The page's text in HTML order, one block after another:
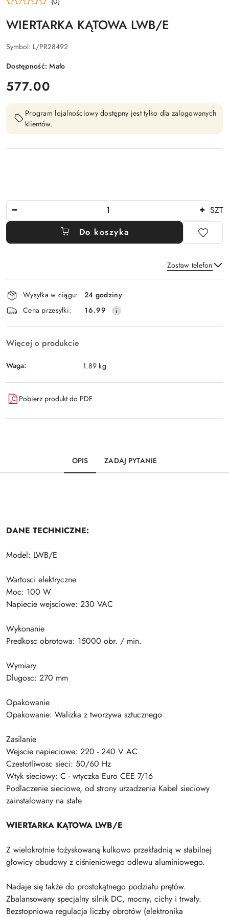
WIERTARKA KĄTOWA LWB/E
Symbol: L/PR28492
Dostępność:Mało
cena:
577.00
Program lojalnościowy dostępny jest tylko dla zalogowanych
klientów.
SZT
Do koszyka
Zostaw telefon
Wyślij
Dostępność
i
dostawa
Wysyłka w ciągu:
24 godziny
Cena przesyłki:
16.99
Więcej o produkcie
Waga: 1.89 kg
Pobierz produkt do PDF
OPIS ZADAJ PYTANIE
DANE TECHNICZNE:
Model: LWB/E
Wartosci elektryczne
Moc: 100 W
Napiecie wejsciowe: 230 VAC
Wykonanie
Predkosc obrotowa: 15000 obr. / min.
Wymiary
Dlugosc: 270 mm
Opakowanie
Opakowanie: Walizka z tworzywa sztucznego
Zasilanie
Wejscie napieciowe: 220 - 240 V AC
Czestotliwosc sieci: 50/60 Hz
Wtyk sieciowy: C - wtyczka Euro CEE 7/16
Podlaczenie sieciowe, od strony urzadzenia Kabel sieciowy
zainstalowany na stałe
WIERTARKA KĄTOWA LWB/E
Z wielokrotnie łożyskowaną kulkowo przekładnią w stabilnej
głowicy obudowy z ciśnieniowego odlewu aluminiowego.
Nadaje się także do prostokątnego podziału prętów.
Zbalansowany specjalny silnik DC, mocny, cichy i trwały.
Bezstopniowa regulacja liczby obrotów (elektronika